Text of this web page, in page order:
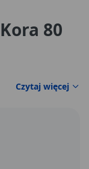
80
Czytaj więcej